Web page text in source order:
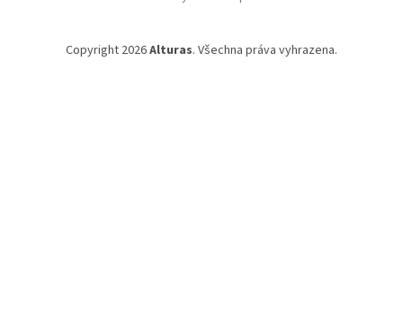
Copyright 2026Alturas. Všechna práva vyhrazena.